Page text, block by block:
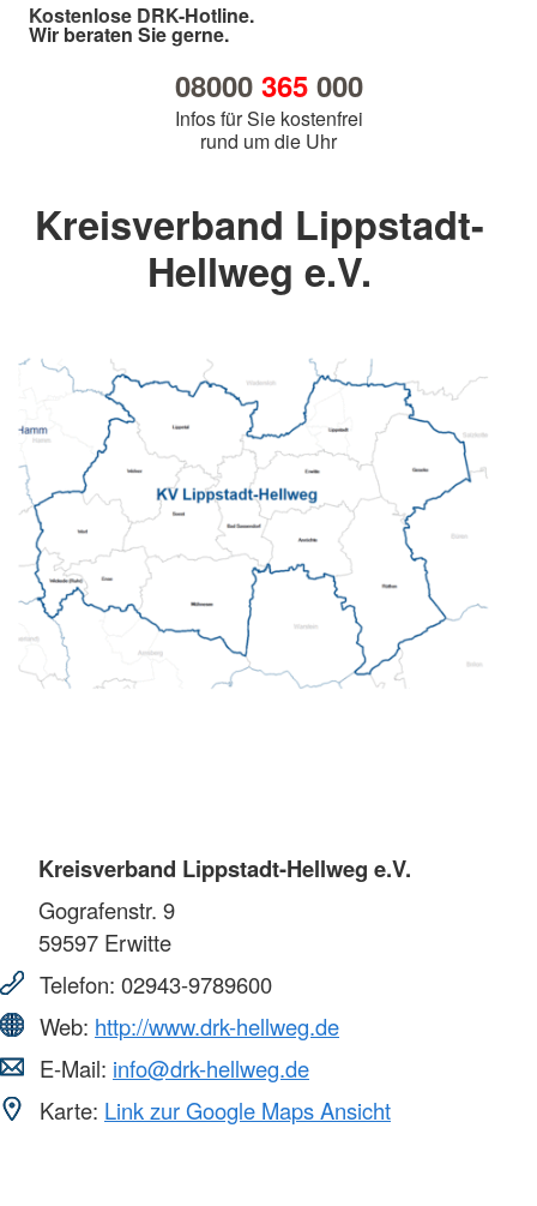
Kostenlose DRK-Hotline.
Wir beraten Sie gerne.
08000 365000
Infos für Sie kostenfrei
rund um die Uhr
Kreisverband Lippstadt-
Hellweg e.V.
Kreisverband Lippstadt-Hellweg e.V.
Gografenstr. 9
59597 Erwitte
Telefon: 02943-9789600
Web: http://www.drk-hellweg.de
E-Mail: info@drk-hellweg.de
Karte: Link zur Google Maps Ansicht